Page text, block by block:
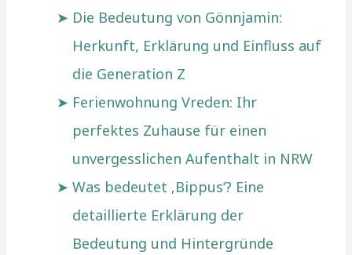
Die Bedeutung von Gönnjamin:
Herkunft, Erklärung und Einfluss auf
die Generation Z
Ferienwohnung Vreden: Ihr
perfektes Zuhause für einen
unvergesslichen Aufenthalt in NRW
Was bedeutet ‚Bippus‘? Eine
detaillierte Erklärung der
Bedeutung und Hintergründe